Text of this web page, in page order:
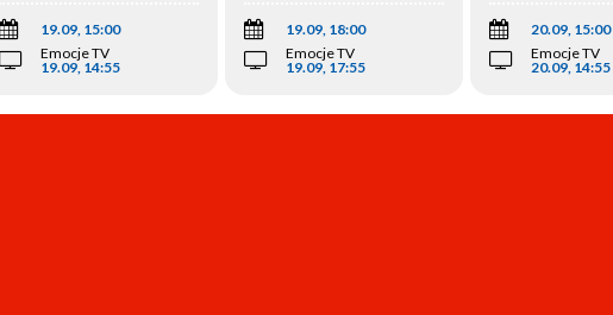
19.09, 15:00
Emocje TV
19.09, 14:55
19.09, 18:00
Emocje TV
19.09, 17:55
20.09, 15:00
Emocje TV
20.09, 14:55